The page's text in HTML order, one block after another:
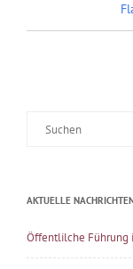
AKTUELLE
Öffentlilche Führung